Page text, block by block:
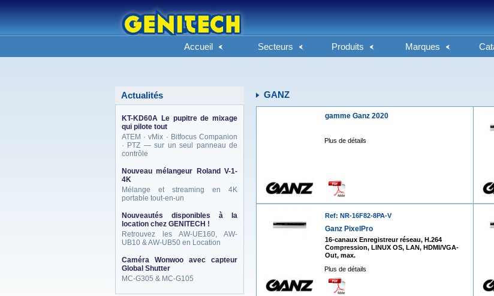
Accueil Secteurs Produits Marques
Actualités
KT-KD60A Le pupitre de mixage
qui pilote tout
ATEM · vMix · Bitfocus Companion
· PTZ — sur un seul panneau de
contrôle
Nouveau mélangeur Roland V-1-
4K
Mélange et streaming en 4K
portable tout-en-un
Nouveautés disponibles à la
location chez GENITECH !
Retrouvez les AW-UE160, AW-
UB10 & AW-UB50 en Location
Caméra Wonwoo avec capteur
Global Shutter
MC-G305 & MC-G105
GANZ
gamme Ganz 2020
Plus de détails
Ref: NR-16F82-8PA-V
Ganz PixelPro
16-canaux Enregistreur réseau, H.264
Compression, LINUX OS, LAN, HDMI/VGA-
Out, max.
Plus de détails